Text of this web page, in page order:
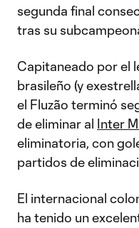
segunda final
tras su
Capitaneado por el
brasileño (y
el Fluzão terminó
de eliminar al Inter
eliminatoria, con
partidos de
El internacional
ha tenido un